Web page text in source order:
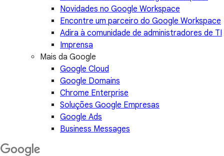
Novidades no Google Workspace
Encontre um parceiro do Google Workspace
Adira à comunidade de administradores de TI
Imprensa
Mais da Google
Google Cloud
Google Domains
Chrome Enterprise
Soluções Google Empresas
Google Ads
Business Messages